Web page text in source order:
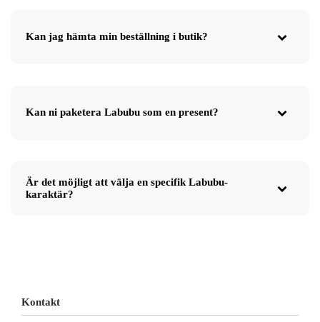
Kan jag hämta min beställning i butik?
Kan ni paketera Labubu som en present?
Är det möjligt att välja en specifik Labubu-
karaktär?
Kontakt